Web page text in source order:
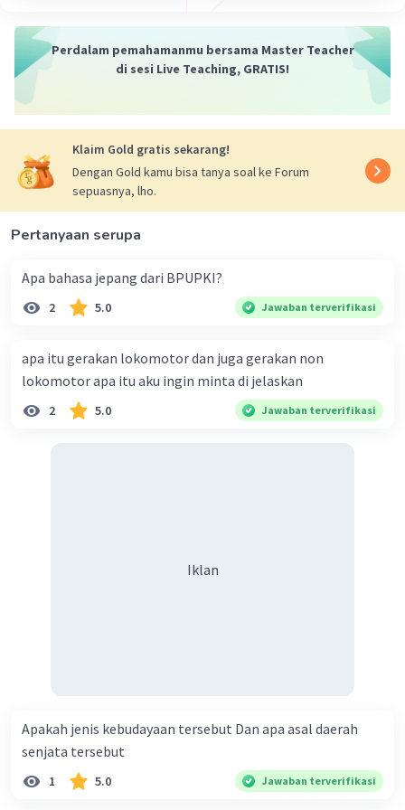
Beri Rating·3.0(1) Balas
Iklan
Micayla A Level 94
2. Upacara Rabu solo di Toraja.
3.Upacara bakar batu di Papua.
4.Upacara Adat Aruh Bahari suku Dayak.
6.Upacara Adat Tabuik di kota Pariaman Provinsi
Sumatera Barat.
7.Upacara Adat Peusijuek di Aceh.
ucapan syukur kepada Tuhan dalam acara
rumah baru, naik haji, hingga kelahiran.
Upacara Adat Ngaben di Bali, untuk
menghormati orang-orang yang
Perdalam pemahamanmu bersama Master Teacher
di sesi Live Teaching, GRATIS!
Klaim Gold gratis sekarang!
Dengan Gold kamu bisa tanya soal ke Forum
sepuasnya, lho.
Pertanyaan serupa
Apa bahasa jepang dari BPUPKI?
2 5.0 Jawaban terverifikasi
apa itu gerakan lokomotor dan juga gerakan non
lokomotor apa itu aku ingin minta di jelaskan
2 5.0 Jawaban terverifikasi
Iklan
Apakah jenis kebudayaan tersebut Dan apa asal daerah
senjata tersebut
1 5.0 Jawaban terverifikasi